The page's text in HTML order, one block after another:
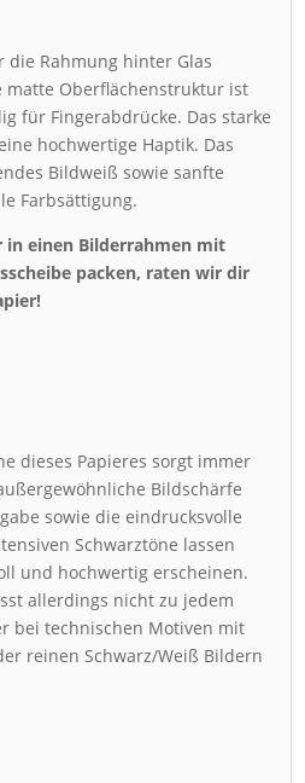
die Rahmung hinter Glas
matte Oberflächenstruktur ist
für Fingerabdrücke. Das starke
hochwertige Haptik. Das
Bildweiß sowie sanfte
Farbsättigung.
in einen Bilderrahmen mit
packen, raten wir dir
dieses Papieres sorgt immer
Bildschärfe
sowie die eindrucksvolle
Schwarztöne lassen
und hochwertig erscheinen.
allerdings nicht zu jedem
bei technischen Motiven mit
reinen Schwarz/Weiß Bildern